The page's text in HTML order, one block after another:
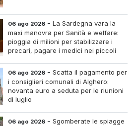
06 ago 2026 -La Sardegna vara la
maxi manovra per Sanità e welfare:
pioggia di milioni per stabilizzare i
precari, pagare i medici nei piccoli
case di riposo.
06 ago 2026 -Scatta il pagamento per
i consiglieri comunali di Alghero:
novanta euro a seduta per le riunioni
di luglio
06 ago 2026 -Sgomberate le spiagge